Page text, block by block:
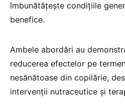
îmbunătățește condițiile
benefice.
Ambele abordări au
reducerea efectelor pe
nesănătoase din copilărie,
intervenții nutraceutice și